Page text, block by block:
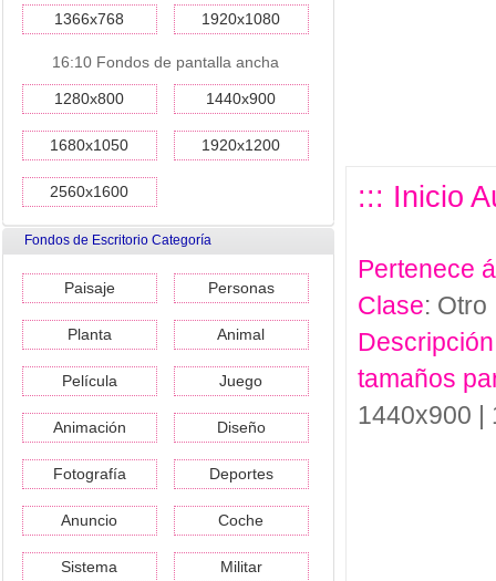
1366x768 1920x1080
16:10 Fondos de pantalla ancha
1280x800 1440x900
1680x1050 1920x1200
2560x1600
Fondos de Escritorio Categoría
Paisaje Personas
Planta Animal
Película Juego
Animación Diseño
Fotografía Deportes
Anuncio Coche
Sistema Militar
::: Inicio
Pertenece
Clase: Otro
Descripción
tamaños
1440x900 |